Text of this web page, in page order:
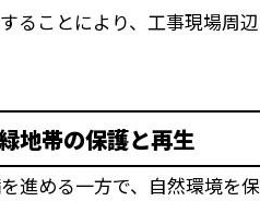
ることにより、工事現場周
地帯の保護と再生
進める一方で、自然環境を